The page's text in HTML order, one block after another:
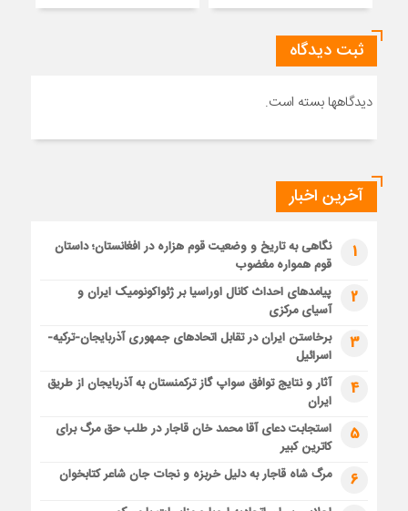
ثبت دیدگاه
دیدگاهها بسته است.
آخرین اخبار
1
نگاهی به تاریخ و وضعیت قوم هزاره در افغانستان؛ داستان
قوم همواره مغضوب
2
پیامدهای احداث کانال اوراسیا بر ژئواکونومیک ایران و
آسیای مرکزی
3
برخاستن ایران در تقابل اتحادهای جمهوری آذربایجان-ترکیه-
اسرائیل
4
آثار و نتایج توافق سواپ گاز ترکمنستان به آذربایجان از طریق
ایران
5
استجابت دعای آقا محمد خان قاجار در طلب حق مرگ برای
کاترین کبیر
6 مرگ شاه قاجار به دلیل خربزه و نجات جان شاعر کتابخوان